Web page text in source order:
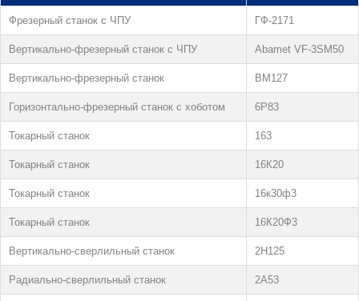
Фрезерный станок с ЧПУ ГФ-2171
Вертикально-фрезерный станок с ЧПУ Abamet VF-3SM50
Вертикально-фрезерный станок ВМ127
Горизонтально-фрезерный станок с хоботом 6Р83
Токарный станок 163
Токарный станок 16К20
Токарный станок 16к30ф3
Токарный станок 16К20Ф3
Вертикально-сверлильный станок 2Н125
Радиально-сверлильный станок 2А53